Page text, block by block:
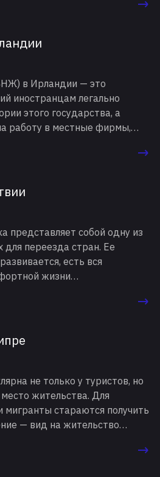
Сделать это можно
деятельность, вступив
страны и так далее. Однако
является получение
При этом
большое количество
вложить средства.
в Ирландии — это
иностранцам легально
этого государства, а
работу в местные фирмы,
выбранной программы и
на срок 2-5 лет.
представляет собой одну из
переезда стран. Ее
есть вся
жизни
оформление вида на
Например, к
посещать любые из
не только у туристов, но
жительства. Для
мигранты стараются получить
— вид на жительство
проживание на Кипре.